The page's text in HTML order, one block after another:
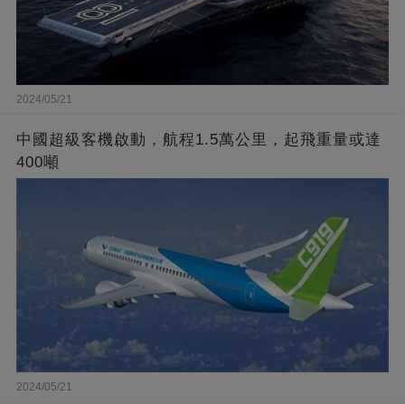
2024/05/21
中國超級客機啟動，航程1.5萬公里，起飛重量或達
400噸
2024/05/21